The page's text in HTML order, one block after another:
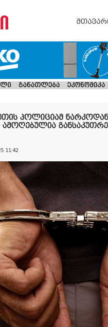
განათლება ეკონომიკა
პოლიციამ
ამოღებულია
11:42